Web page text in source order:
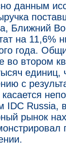
данным
Ближний
на 11,6%
года.
во втором
единиц,
с
IDC Russia,
рынок